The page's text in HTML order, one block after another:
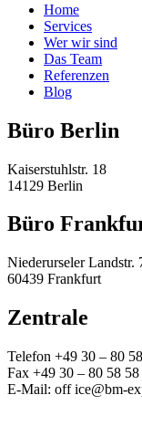
Home
Services
Wer wir sind
Das Team
Referenzen
Blog
Büro Berlin
Kaiserstuhlstr. 18
14129 Berlin
Büro
Niederurseler Landstr.
60439 Frankfurt
Zentrale
Telefon +49 30 – 80
Fax +49 30 – 80 58 58
E-Mail: off ice@bm-